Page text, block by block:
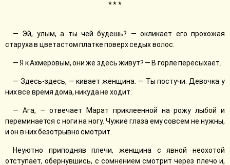
* * *
— Эй, улым, а ты чей будешь? — окликает его прохожая
старуха в цветастом платке поверх седых волос.
— Я к Ахмеровым, они же здесь живут? — В горле пересыхает.
— Здесь-здесь, — кивает женщина. — Ты постучи. Девочка у
них все время дома, никуда не ходит.
— Ага, — отвечает Марат приклеенной на рожу лыбой и
переминается с ноги на ногу. Чужие глаза ему совсем не нужны,
и он в них безотрывно смотрит.
Неуютно приподняв плечи, женщина с явной неохотой
отступает, обернувшись, с сомнением смотрит через плечо и,